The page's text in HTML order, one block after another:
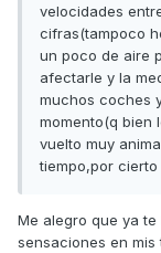
velocidades
cifras(tampoco
un poco de aire
afectarle y la
muchos coches
momento(q bien
vuelto muy
tiempo,por
Me alegro que ya
sensaciones en mis